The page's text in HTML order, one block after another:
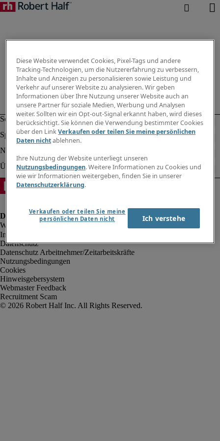
Impressum
Datenschutz
Datenschutz Arbeitnehmer/Zeitarbeitskräfte
Nutzungsbedingungen
Cookies
Hinweisgebersystem
Webmaster Feedback
Recruitment Scam
Diese Website verwendet Cookies, Pixel-Tags und andere
Tracking-Technologien, um die Nutzererfahrung zu verbessern,
Inhalte und Anzeigen zu personalisieren sowie Leistung und
Verkehr auf unserer Website zu analysieren. Wir geben
Informationen über Ihre Nutzung unserer Website auch an
unsere Partner für soziale Medien, Werbung und Analysen
weiter. Sollten wir ein Opt-out-Signal erkannt haben, wird dieses
berücksichtigt. Sie können die Verwendung bestimmter Cookies
über den LinkVerkaufen oder teilen Sie meine persönlichen
Daten nichtablehnen.
Ihre Nutzung der Website unterliegt unseren
Nutzungsbedingungen. Weitere Informationen zu Cookies und
wie wir Informationen weitergeben, finden Sie in unserer
Datenschutzerklärung.
Verkaufen oder teilen Sie meine
persönlichen Daten nicht
Ich verstehe